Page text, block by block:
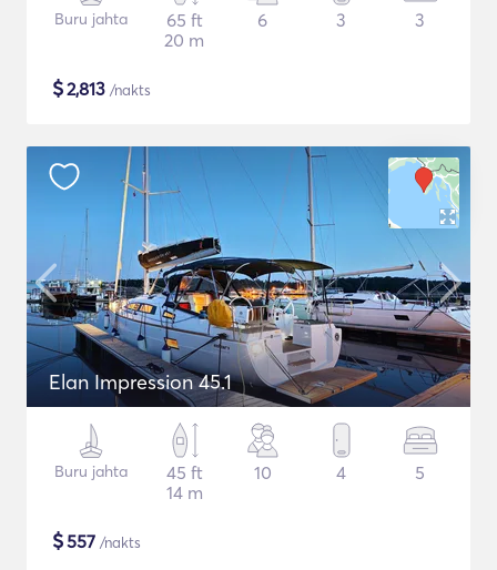
Buru jahta
65 ft
20 m
6 3 3
$2,813 /nakts
Elan Impression 45.1
Buru jahta
45 ft
14 m
10 4 5
$557 /nakts